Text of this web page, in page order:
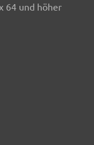
64 und höher